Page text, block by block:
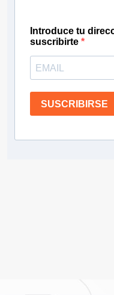
Introduce tu
suscribirte
SUSCRIBIRSE